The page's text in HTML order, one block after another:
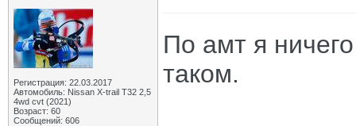
Регистрация: 22.03.2017
Автомобиль: Nissan X-trail Т32 2,5
4wd cvt (2021)
Возраст: 60
Сообщений: 606
По амт я
таком.